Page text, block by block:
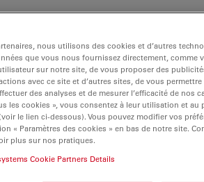
M
nous utilisons des cookies et d’autres
que vous nous fournissez directement, comme
sur notre site, de vous proposer des
avec ce site et d’autres sites, de vous
des analyses et de mesurer l’efficacité de nos
les cookies », vous consentez à leur utilisation et au
le lien ci-dessous). Vous pouvez modifier vos
« Paramètres des cookies » en bas de notre site.
plus sur nos pratiques.
Cookie Partners Details